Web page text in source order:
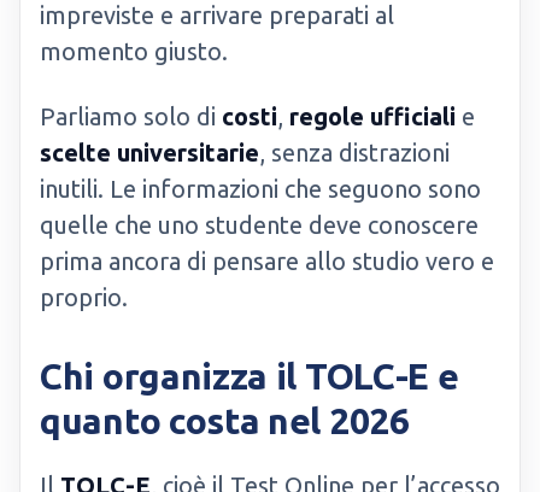
impreviste e arrivare preparati al
momento giusto.
Parliamo solo di costi, regole ufficiali e
scelte universitarie, senza distrazioni
inutili. Le informazioni che seguono sono
quelle che uno studente deve conoscere
prima ancora di pensare allo studio vero e
proprio.
Chi organizza il TOLC-E e
quanto costa nel 2026
Il TOLC-E, cioè il Test Online per l’accesso